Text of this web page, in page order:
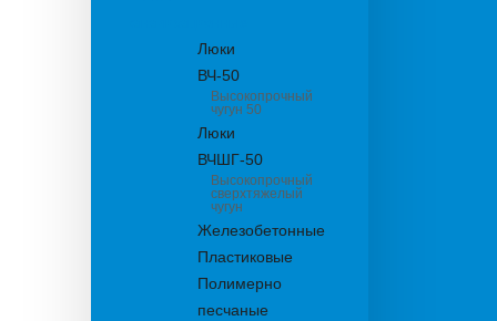
Люки
ВЧ-50
Высокопрочный
чугун 50
Люки
ВЧШГ-50
Высокопрочный
сверхтяжелый
чугун
Железобетонные
Пластиковые
Полимерно
песчаные